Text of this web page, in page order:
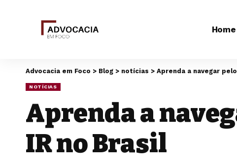
Home
Advocacia em Foco > Blog > notícias > Aprenda a navegar
NOTÍCIAS
Aprenda a
IR no Brasil